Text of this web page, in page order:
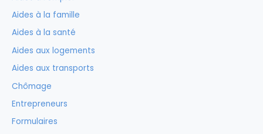
Aides à la famille
Aides à la santé
Aides aux logements
Aides aux transports
Chômage
Entrepreneurs
Formulaires